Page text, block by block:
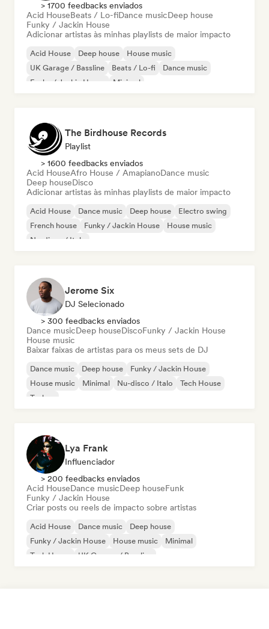
> 1700 feedbacks enviados
Acid HouseBeats / Lo-fiDance musicDeep house
Funky / Jackin House
Adicionar artistas às minhas playlists de maior impacto
Acid House Deep house
House music
UK Garage / Bassline
Beats / Lo-fi
Dance music
Funky / Jackin House
Minimal
The Birdhouse Records
Playlist
> 1600 feedbacks enviados
Acid HouseAfro House / AmapianoDance music
Deep houseDisco
Adicionar artistas às minhas playlists de maior impacto
Acid House Dance music Deep house
Electro swing
French house
Funky / Jackin House
House music
Nu-disco / Italo
Jerome Six
DJ Selecionado
> 300 feedbacks enviados
Dance musicDeep houseDiscoFunky / Jackin House
House music
Baixar faixas de artistas para os meus sets de DJ
Dance music Deep house
Funky / Jackin House
House music
Minimal Nu-disco / Italo
Tech House
Techno
Lya Frank
Influenciador
> 200 feedbacks enviados
Acid HouseDance musicDeep houseFunk
Funky / Jackin House
Criar posts ou reels de impacto sobre artistas
Acid House Dance music
Deep house
Funky / Jackin House
House music
Minimal
Tech House
UK Garage / Bassline